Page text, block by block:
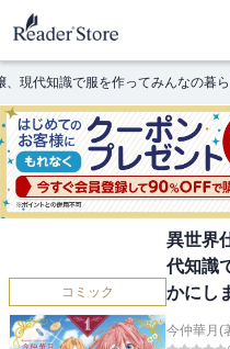
現代知識で服を作ってみんなの暮
コミック
異世界
代知識
かにし
今仲華月(